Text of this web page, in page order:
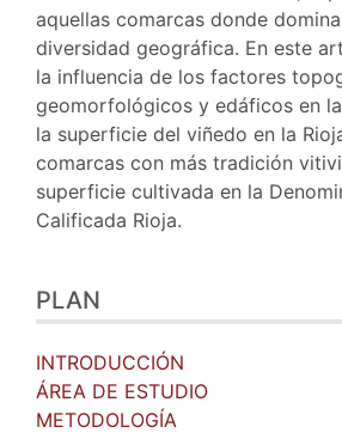
aquellas comarcas donde
diversidad geográfica. En este
la influencia de los factores
geomorfológicos y edáficos en
la superficie del viñedo en la
comarcas con más tradición
superficie cultivada en la
Calificada Rioja.
PLAN
INTRODUCCIÓN
ÁREA DE ESTUDIO
METODOLOGÍA